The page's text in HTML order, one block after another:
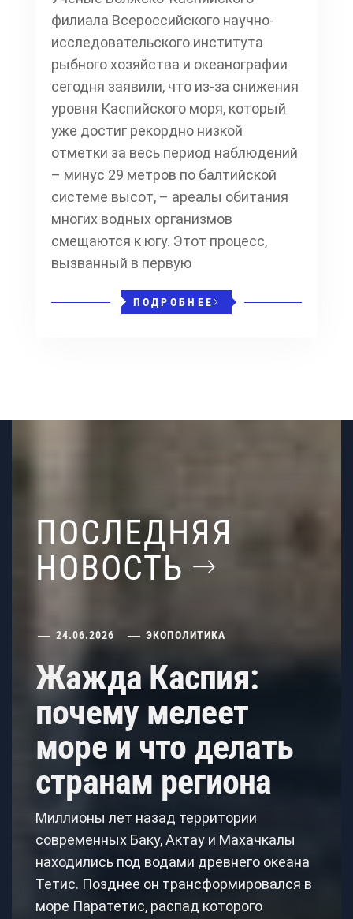
филиала Всероссийского научно-
исследовательского института
рыбного хозяйства и океанографии
сегодня заявили, что из-за снижения
уровня Каспийского моря, который
уже достиг рекордно низкой
отметки за весь период наблюдений
– минус 29 метров по балтийской
системе высот, – ареалы обитания
многих водных организмов
смещаются к югу. Этот процесс,
вызванный в первую
ПОДРОБНЕЕ
ПОСЛЕДНЯЯ
НОВОСТЬ
24.06.2026 ЭКОПОЛИТИКА
Жажда Каспия:
почему мелеет
море и что делать
странам региона
Миллионы лет назад территории
современных Баку, Актау и Махачкалы
находились под водами древнего океана
Тетис. Позднее он трансформировался в
море Паратетис, распад которого